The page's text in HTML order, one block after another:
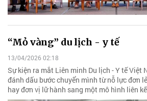
“Mỏ vàng” du lịch - y tế
13/04/2026 02:18
Sự kiện ra mắt Liên minh Du lịch - Y tế Việt
đánh dấu bước chuyển mình từ nỗ lực đơn
hay đơn vị lữ hành sang một mô hình liên